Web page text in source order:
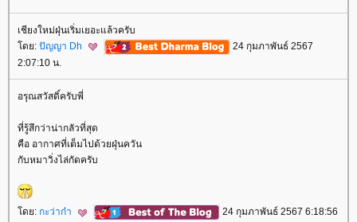
เชียงใหม่ฝุ่นเริ่มเยอะแล้วครับ
ดย: ปัญญา Dh
24 กุมภาพันธ์ 2567
2:07:10 น.
อรุณสวัสดิ์ครับพี่
ที่รู้สึกว่าน่ากลัวที่สุด
คือ อากาศที่เต็มไปด้วยฝุ่นควัน
กับหมาวิ่งไล่กัดครับ
ดย: กะว่าก๋า
24 กุมภาพันธ์ 2567 6:18:56